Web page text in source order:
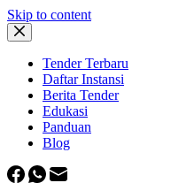
Skip to content
Tender Terbaru
Daftar Instansi
Berita Tender
Edukasi
Panduan
Blog